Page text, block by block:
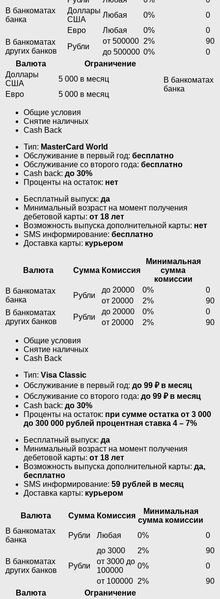
В банкоматах
банка
Доллары
США
Любая 0%
0
Евро
Любая 0%
0
В банкоматах
других банков
Рубли
от 500000 2%
90
до 500000 0%
0
Валюта
Ограничение
Доллары
США
5 000 в месяц
В банкоматах
банка
Евро 5 000 в месяц
Общие условия
Снятие наличных
Cash Back
Тип: MasterСard World
Обслуживание в первый год: бесплатно
Обслуживание со второго года: бесплатно
Cash back: до 30%
Проценты на остаток: нет
Бесплатный выпуск: да
Минимальный возраст на момент получения
дебетовой карты: от 18 лет
Возможность выпуска дополнительной карты: нет
SMS информирование: бесплатно
Доставка карты: курьером
Валюта Сумма Комиссия
Минимальная
сумма
комиссии
В банкоматах
банка
Рубли
до 20000 0%
0
от 20000
2%
90
В банкоматах
других банков
Рубли
до 20000 0%
0
от 20000
2% 90
Общие условия
Снятие наличных
Cash Back
Тип: Visa Classic
Обслуживание в первый год: до 99 ₽ в месяц
Обслуживание со второго года: до 99 ₽ в месяц
Cash back: до 30%
Проценты на остаток: при сумме остатка от 3 000
до 300 000 рублей процентная ставка 4 – 7%
Бесплатный выпуск: да
Минимальный возраст на момент получения
дебетовой карты: от 18 лет
Возможность выпуска дополнительной карты: да,
бесплатно
SMS информирование: 59 рублей в месяц
Доставка карты: курьером
Валюта Сумма Комиссия
Минимальная
сумма комиссии
В банкоматах
банка
Рубли Любая 0% 0
В банкоматах
других банков
Рубли
до 3000 2%
90
от 3000 до
100000
0%
0
от 100000 2%
90
Валюта
Ограничение